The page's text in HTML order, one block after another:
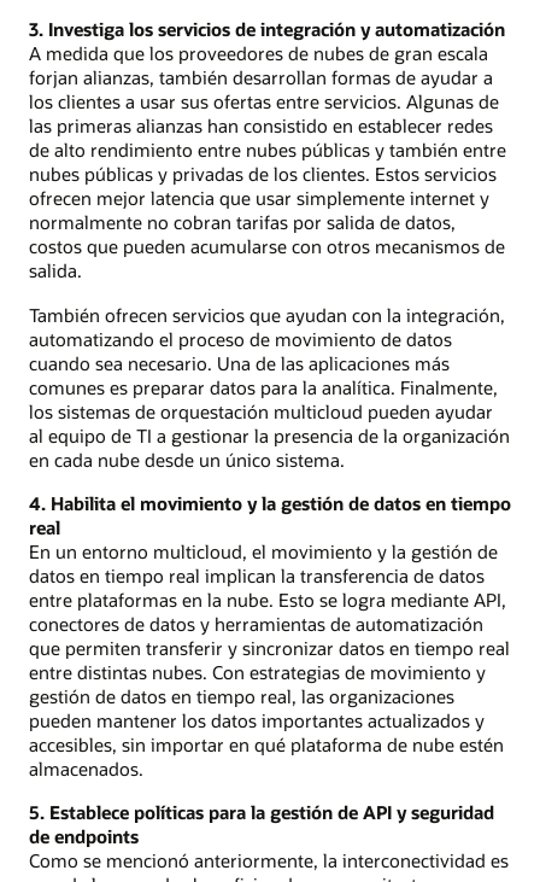
3. Investiga los servicios de integración y automatización
A medida que los proveedores de nubes de gran escala
forjan alianzas, también desarrollan formas de ayudar a
los clientes a usar sus ofertas entre servicios. Algunas de
las primeras alianzas han consistido en establecer redes
de alto rendimiento entre nubes públicas y también entre
nubes públicas y privadas de los clientes. Estos servicios
ofrecen mejor latencia que usar simplemente internet y
normalmente no cobran tarifas por salida de datos,
costos que pueden acumularse con otros mecanismos de
salida.
También ofrecen servicios que ayudan con la integración,
automatizando el proceso de movimiento de datos
cuando sea necesario. Una de las aplicaciones más
comunes es preparar datos para la analítica. Finalmente,
los sistemas de orquestación multicloud pueden ayudar
al equipo de TI a gestionar la presencia de la organización
en cada nube desde un único sistema.
4. Habilita el movimiento y la gestión de datos en tiempo
real
En un entorno multicloud, el movimiento y la gestión de
datos en tiempo real implican la transferencia de datos
entre plataformas en la nube. Esto se logra mediante API,
conectores de datos y herramientas de automatización
que permiten transferir y sincronizar datos en tiempo real
entre distintas nubes. Con estrategias de movimiento y
gestión de datos en tiempo real, las organizaciones
pueden mantener los datos importantes actualizados y
accesibles, sin importar en qué plataforma de nube estén
almacenados.
5. Establece políticas para la gestión de API y seguridad
de endpoints
Como se mencionó anteriormente, la interconectividad es